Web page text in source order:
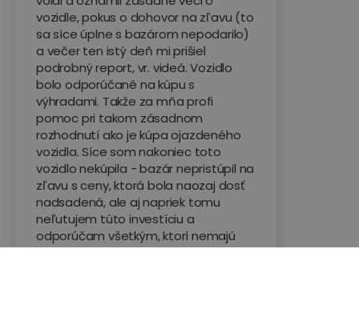
vozidle, pokus o dohovor na zľavu (to
sa síce úplne s bazárom nepodarilo)
a večer ten istý deň mi prišiel
podrobný report, vr. videá. Vozidlo
bolo odporúčané na kúpu s
výhradami. Takže za mňa profi
pomoc pri takom zásadnom
rozhodnutí ako je kúpa ojazdeného
vozidla. Síce som nakoniec toto
vozidlo nekúpila - bazár nepristúpil na
zľavu s ceny, ktorá bola naozaj dosť
nadsadená, ale aj napriek tomu
neľutujem túto investíciu a
odporúčam všetkým, ktorí nemajú
"svojho" známeho automechanika,